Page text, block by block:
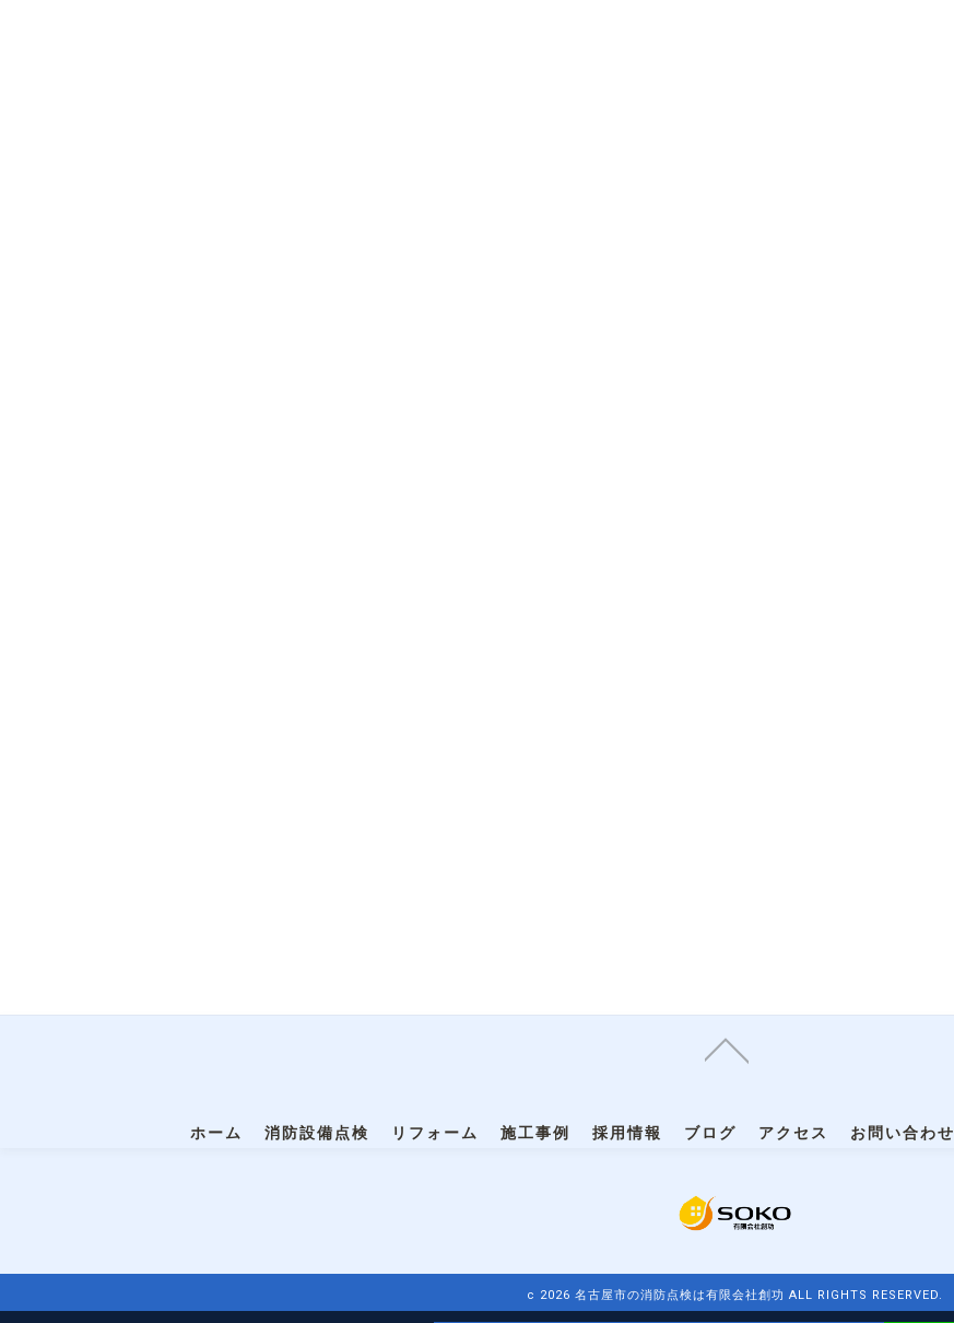
ホーム 消防設備点検 リフォーム 施工事例 採用情報 ブログ アクセス お問い合わせ
c 2026 名古屋市の消防点検は有限会社創功 ALL RIGHTS RESERVED.